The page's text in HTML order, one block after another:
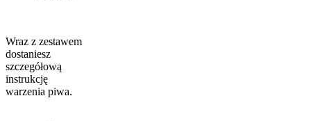
Wraz z zestawem
dostaniesz
szczegółową
instrukcję
warzenia piwa.